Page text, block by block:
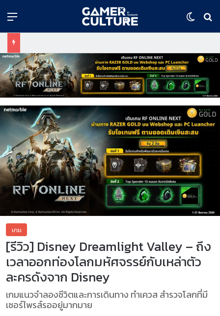
Menu
เกม
[รีวิว] Disney Dreamlight Valley – ถึง
เวลาออกท่องโลกมหัศจรรย์กับเหล่าตัว
ละครดังจาก Disney
เกมแนวจำลองชีวิตและการเดินทาง ทำเควส สำรวจโลกที่มี
เซอร์ไพรส์รออยู่มากมาย